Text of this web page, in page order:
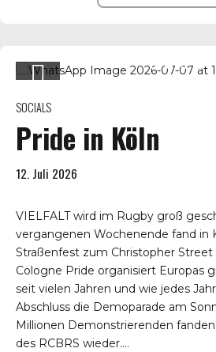
SOCIALS
Pride in Köln
12. Juli 2026
VIELFALT wird im Rugby groß
vergangenen Wochenende fand in
Straßenfest zum Christopher Street
Cologne Pride organisiert Europas
seit vielen Jahren und wie jedes
Abschluss die Demoparade am
Millionen Demonstrierenden
des RCBRS wieder....